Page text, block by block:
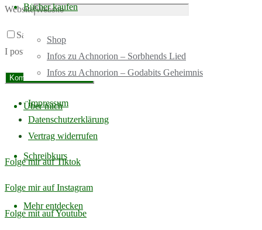
Bücher kaufen
Shop
Infos zu Achnorion – Sorbhends Lied
Infos zu Achnorion – Godabits Geheimnis
Über mich
Schreibkurs
Mehr entdecken
Website
Save my name, email, and site URL in my browser for next time
I post a comment.
Impressum
Datenschutzerklärung
Vertrag widerrufen
Folge mir auf Tiktok
Folge mir auf Instagram
Folge mit auf Youtube